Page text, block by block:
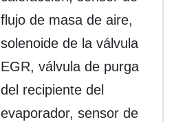
flujo de masa de aire,
solenoide de la válvula
EGR, válvula de purga
del recipiente del
evaporador, sensor de